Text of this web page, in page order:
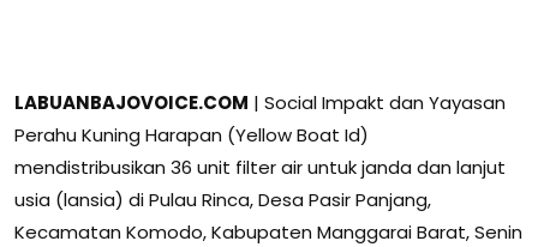
LABUANBAJOVOICE.COM | Social Impakt dan Yayasan
Perahu Kuning Harapan (Yellow Boat Id)
mendistribusikan 36 unit filter air untuk janda dan lanjut
usia (lansia) di Pulau Rinca, Desa Pasir Panjang,
Kecamatan Komodo, Kabupaten Manggarai Barat, Senin